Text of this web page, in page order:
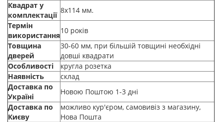
Квадрат у
комплектації
8х114 мм.
Термін
використання
10 років
Товщина
дверей
30-60 мм, при більшій товщині необхідні
довші квадрати
Особливості
кругла розетка
Наявність
склад
Доставка по
Україні
Новою Поштою 1-3 дні
Доставка по
Києву
можливо кур'єром, самовивіз з магазину,
Нова Пошта